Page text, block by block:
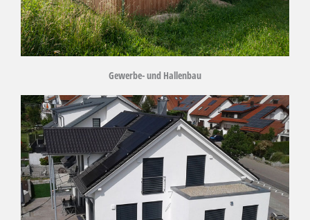
Gewerbe- und Hallenbau